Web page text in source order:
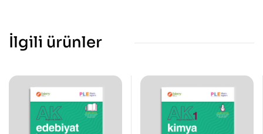
İlgili ürünler